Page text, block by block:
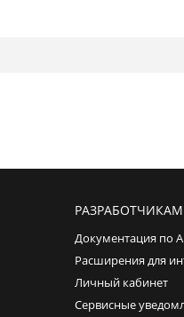
РАЗРАБОТЧИКАМ
Документация по
Расширения для
Личный кабинет
Сервисные